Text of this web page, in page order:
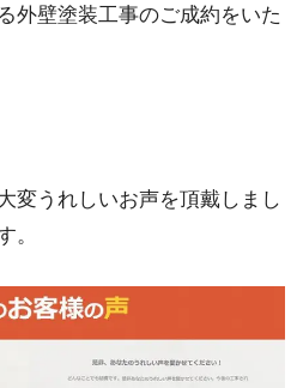
外壁塗装工事のご成約をいた
変うれしいお声を頂戴しまし
。